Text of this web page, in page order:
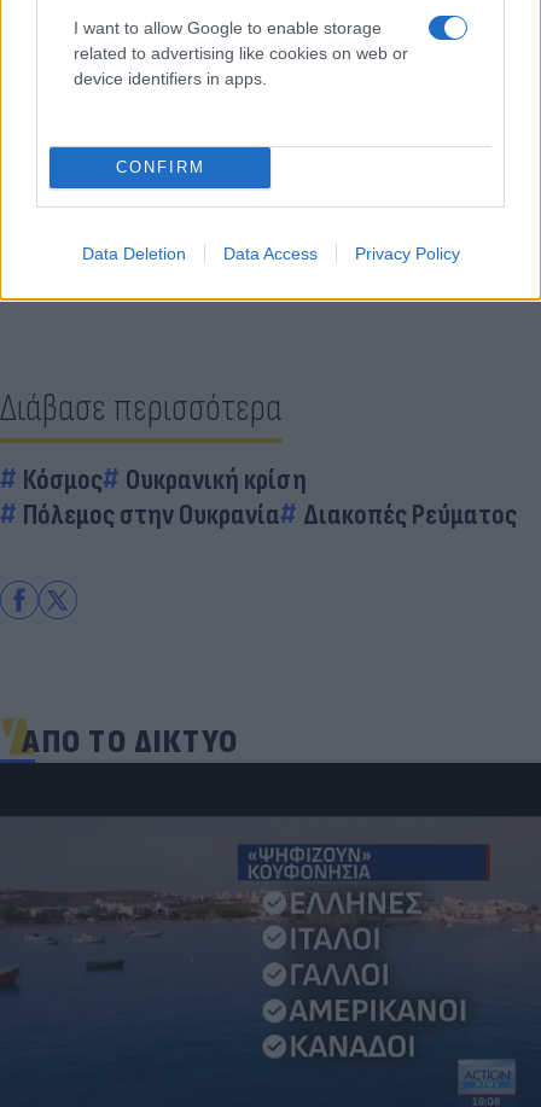
I want to allow Google to enable storage
related to advertising like cookies on web or
device identifiers in apps.
CONFIRM
Data Deletion Data Access Privacy Policy
κατάσταση στο σύστημα» και οδηγεί σε
«ευρύτερους περιορισμούς» της κατανάλωσης σε
όλη τη χώρα.
Κάνε κλικ και δες περισσότερο
Flash.grστην αναζήτηση της
Διάβασε περισσότερα
Κόσμος
Ουκρανική κρίση
Πόλεμος στην Ουκρανία
Διακοπές Ρεύματος
ΑΠΟ ΤΟ ΔΙΚΤΥΟ